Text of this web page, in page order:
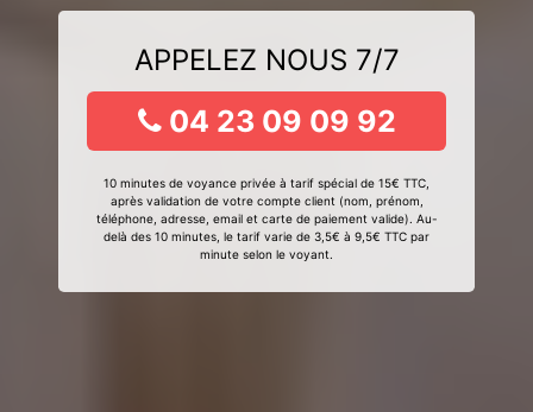
APPELEZ NOUS 7/7
04 23 09 09 92
10 minutes de voyance privée à tarif spécial de 15€ TTC,
après validation de votre compte client (nom, prénom,
téléphone, adresse, email et carte de paiement valide). Au-
delà des 10 minutes, le tarif varie de 3,5€ à 9,5€ TTC par
minute selon le voyant.